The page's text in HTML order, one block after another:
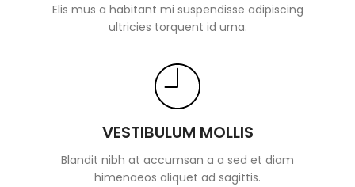
Elis mus a habitant mi suspendisse adipiscing
ultricies torquent id urna.
VESTIBULUM MOLLIS
Blandit nibh at accumsan a a sed et diam
himenaeos aliquet ad sagittis.